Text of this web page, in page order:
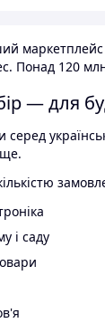
маркетплейс
Понад 120
— для
серед
і саду